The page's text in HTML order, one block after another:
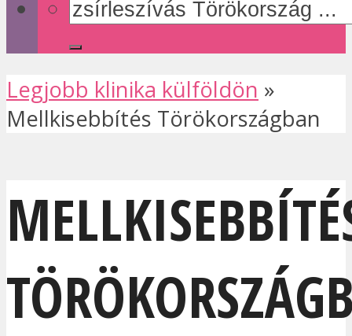
Legjobb klinika külföldön »
Mellkisebbítés Törökországban